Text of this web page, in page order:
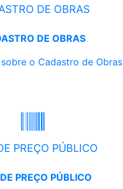
DE OBRAS
DE OBRAS
o Cadastro de Obras
PREÇO PÚBLICO
PREÇO PÚBLICO